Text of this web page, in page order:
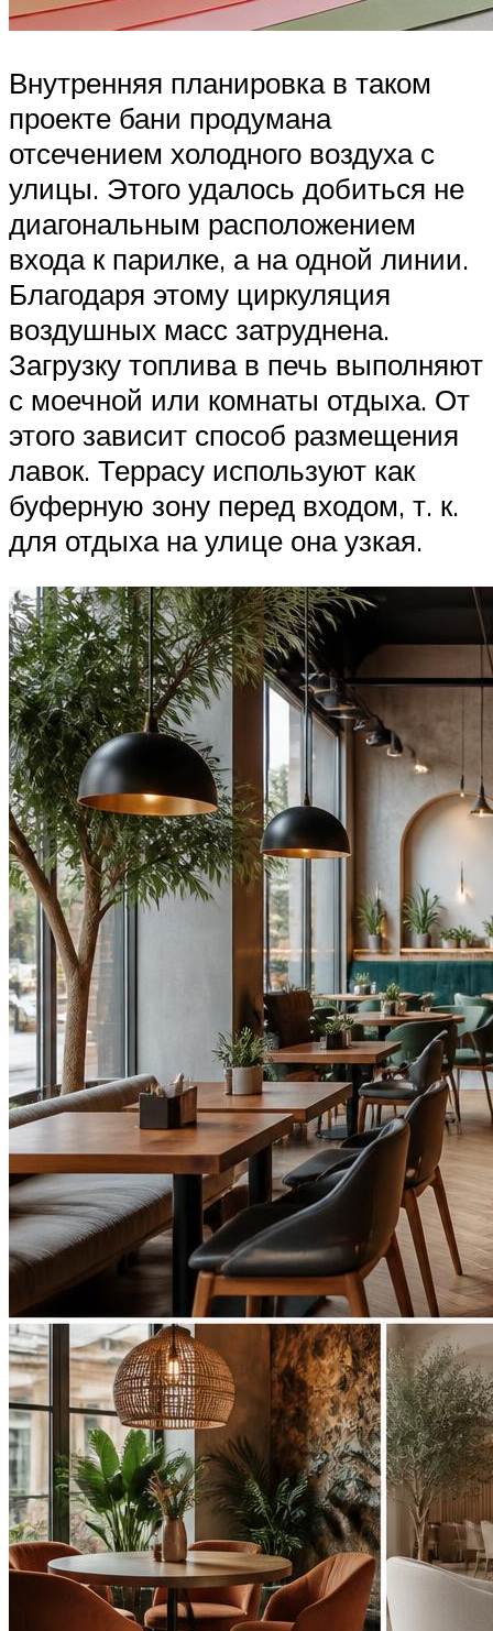
Внутренняя планировка в таком
проекте бани продумана
отсечением холодного воздуха с
улицы. Этого удалось добиться не
диагональным расположением
входа к парилке, а на одной линии.
Благодаря этому циркуляция
воздушных масс затруднена.
Загрузку топлива в печь выполняют
с моечной или комнаты отдыха. От
этого зависит способ размещения
лавок. Террасу используют как
буферную зону перед входом, т. к.
для отдыха на улице она узкая.